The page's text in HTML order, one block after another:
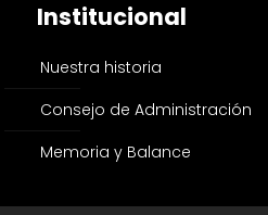
Institucional
Nuestra historia
Consejo de Administración
Memoria y Balance